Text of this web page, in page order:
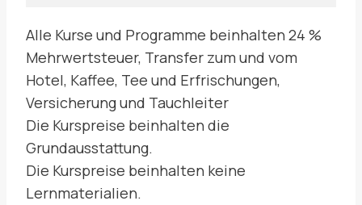
Alle Kurse und Programme beinhalten 24 %
Mehrwertsteuer, Transfer zum und vom
Hotel, Kaffee, Tee und Erfrischungen,
Versicherung und Tauchleiter
Die Kurspreise beinhalten die
Grundausstattung.
Die Kurspreise beinhalten keine
Lernmaterialien.